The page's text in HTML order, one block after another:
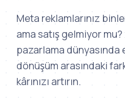
Meta reklamlarınız
ama satış gelmiyor
pazarlama dünyasında
dönüşüm arasındaki
kârınızı artırın.